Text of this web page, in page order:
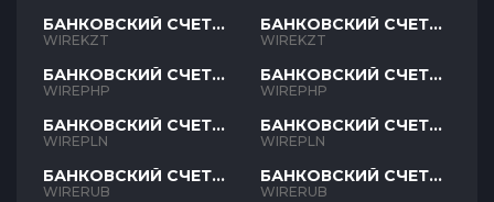
БАНКОВСКИЙ СЧЕТ
KZT
WIREKZT
БАНКОВСКИЙ СЧЕТ
PHP
WIREPHP
БАНКОВСКИЙ СЧЕТ
PLN
WIREPLN
БАНКОВСКИЙ СЧЕТ
RUB
WIRERUB
БАНКОВСКИЙ СЧЕТ
KZT
WIREKZT
БАНКОВСКИЙ СЧЕТ
PHP
WIREPHP
БАНКОВСКИЙ СЧЕТ
PLN
WIREPLN
БАНКОВСКИЙ СЧЕТ
RUB
WIRERUB